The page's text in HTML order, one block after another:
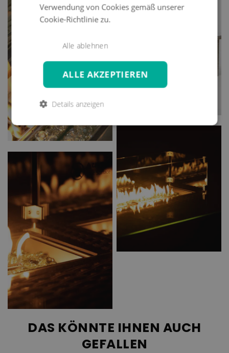
DAS KÖNNTE IHNEN AUCH
GEFALLEN
Verwendung von Cookies gemäß unserer
Cookie-Richtlinie zu.
ALLE AKZEPTIEREN
Alle ablehnen
Details anzeigen